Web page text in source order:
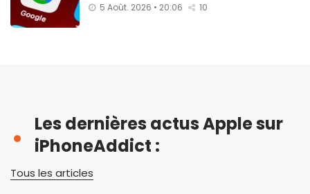
5 Août. 2026 • 20:06 10
Les dernières actus Apple sur
iPhoneAddict :
Tous les articles